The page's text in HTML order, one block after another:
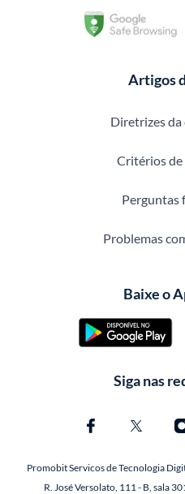
Artigos
Diretrizes
Critérios de
Perguntas
Problemas
Baixe o
Siga nas
Promobit Servicos de Tecnologia
R. José Versolato, 111 - B, sala